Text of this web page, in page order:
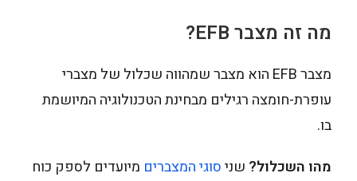
מה זה מצבר EFB?
מצבר EFB הוא מצבר שמהווה שכלול של מצברי
עופרת-חומצה רגילים מבחינת הטכנולוגיה המיושמת
בו.
מהו השכלול? שניסוגי המצברים מיועדים לספק כוח